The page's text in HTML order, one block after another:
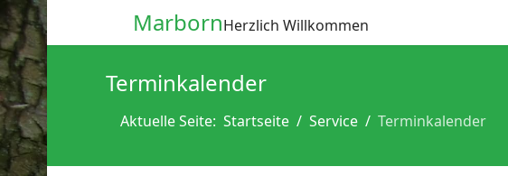
MarbornHerzlich Willkommen
Terminkalender
Aktuelle Seite: Startseite Service Terminkalender